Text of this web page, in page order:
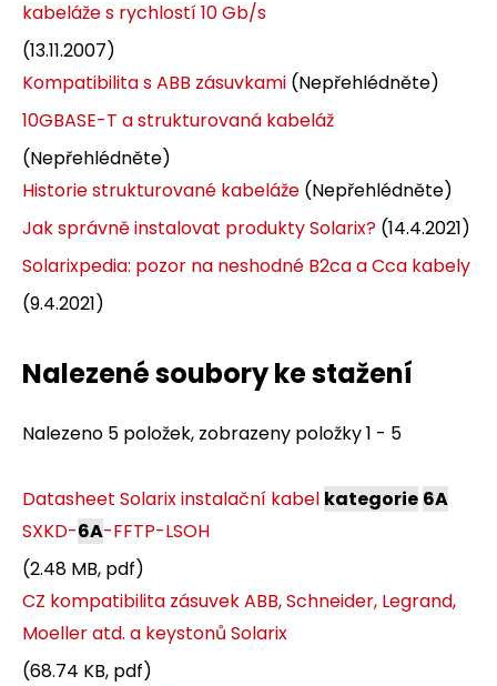
kabeláže s rychlostí 10 Gb/s
(13.11.2007)
Kompatibilita s ABB zásuvkami (Nepřehlédněte)
10GBASE-T a strukturovaná kabeláž
(Nepřehlédněte)
Historie strukturované kabeláže (Nepřehlédněte)
Jak správně instalovat produkty Solarix? (14.4.2021)
Solarixpedia: pozor na neshodné B2ca a Cca kabely
(9.4.2021)
Nalezené soubory ke stažení
Nalezeno 5 položek, zobrazeny položky 1 - 5
Datasheet Solarix instalační kabel kategorie 6A
SXKD-6A-FFTP-LSOH
(2.48 MB, pdf)
CZ kompatibilita zásuvek ABB, Schneider, Legrand,
Moeller atd. a keystonů Solarix
(68.74 KB, pdf)